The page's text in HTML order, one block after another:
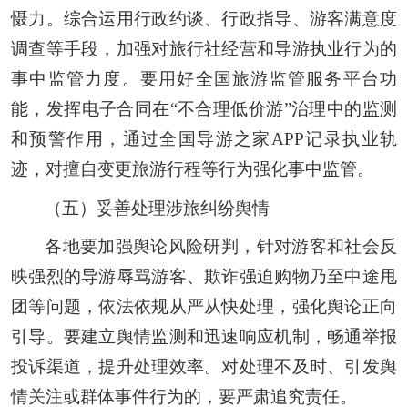
慑力。综合运用行政约谈、行政指导、游客满意度
调查等手段，加强对旅行社经营和导游执业行为的
事中监管力度。要用好全国旅游监管服务平台功
能，发挥电子合同在“不合理低价游”治理中的监测
和预警作用，通过全国导游之家APP记录执业轨
迹，对擅自变更旅游行程等行为强化事中监管。
（五）妥善处理涉旅纠纷舆情
各地要加强舆论风险研判，针对游客和社会反
映强烈的导游辱骂游客、欺诈强迫购物乃至中途甩
团等问题，依法依规从严从快处理，强化舆论正向
引导。要建立舆情监测和迅速响应机制，畅通举报
投诉渠道，提升处理效率。对处理不及时、引发舆
情关注或群体事件行为的，要严肃追究责任。